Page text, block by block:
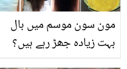
مون سون موسم میں بال
بہت زیادہ جھڑ رہے ہیں؟